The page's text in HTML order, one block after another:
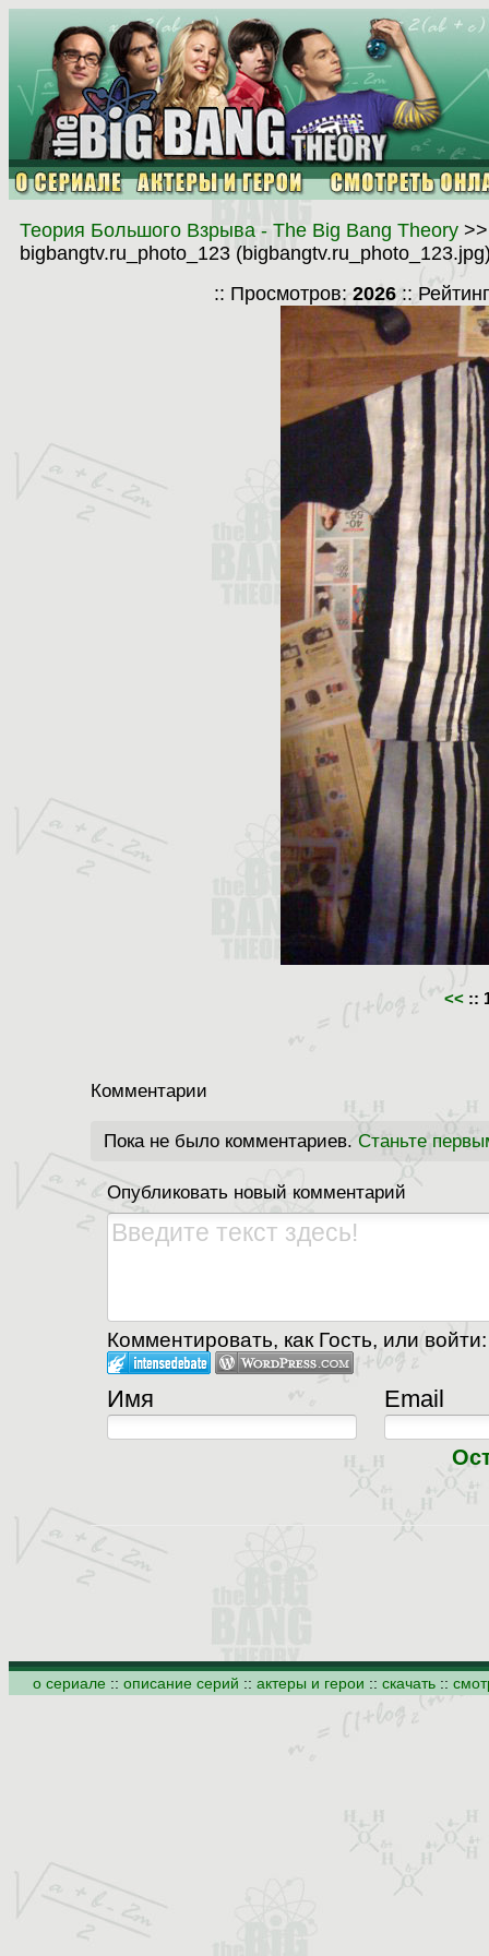
Теория Большого Взрыва - The Big Bang Theory
bigbangtv.ru_photo_123
:: Просмотров:2026::
<< ::
Комментарии
Пока не было комментариев.Станьте
Опубликовать новый комментарий
Комментировать, как Гость, или войти:
Имя Email
о сериале :: описание серий :: актеры и герои :: скачать ::